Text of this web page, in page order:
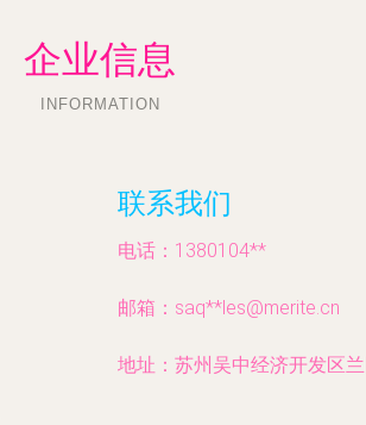
企业信息
INFORMATION
联系我们
电话：1380104**
邮箱：saq**les@merite.cn
地址：苏州吴中经济开发区